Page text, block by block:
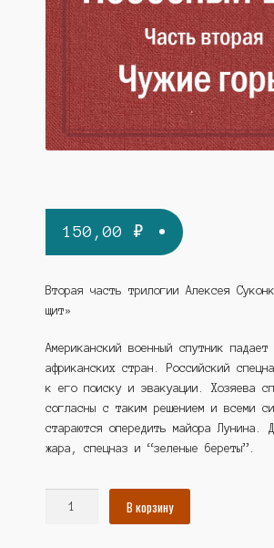
Станислав Штинов
Людмила Черкашина
Иван Панкратов
Владимир Хмелёв
Маргарита Бельченко
Ростислав Марченко
Андрей Савин
Тимур Гараев
150,00 ₽
Вторая часть трилогии Алексея
щит»
Американский военный спутник
африканских стран. Российский
к его поиску и эвакуации. Хозяева
согласны с таким решением и всеми
стараются опередить майора Лунина.
жара, спецназ и “зеленые береты”.
В корзину